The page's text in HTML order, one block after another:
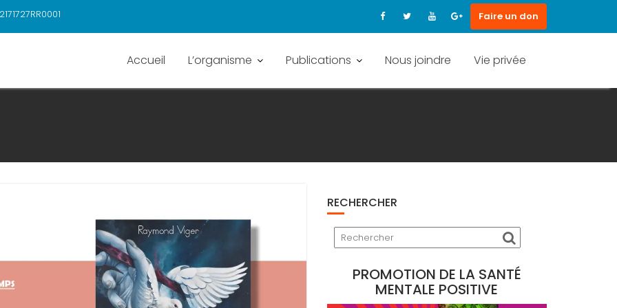
Faire un don
Accueil L’organisme Publications Nous joindre Vie privée
RECHERCHER
PROMOTION DE LA SANTÉ
MENTALE POSITIVE